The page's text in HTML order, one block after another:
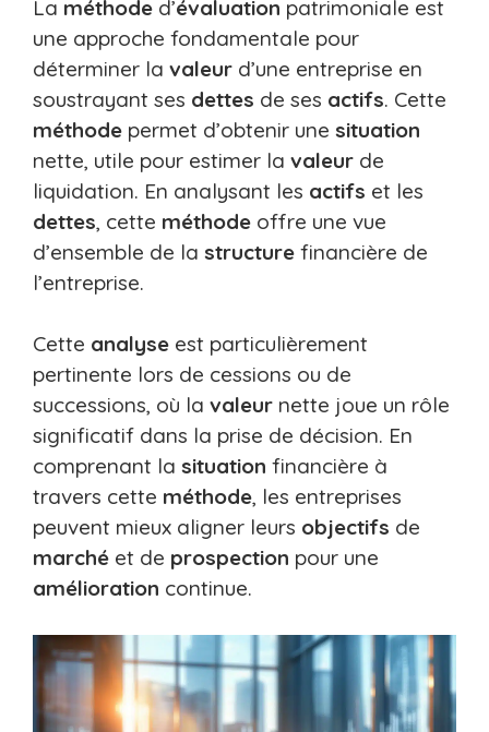
La méthode d’évaluation patrimoniale est
une approche fondamentale pour
déterminer la valeur d’une entreprise en
soustrayant ses dettes de ses actifs. Cette
méthode permet d’obtenir une situation
nette, utile pour estimer la valeur de
liquidation. En analysant les actifs et les
dettes, cette méthode offre une vue
d’ensemble de la structure financière de
l’entreprise.
Cette analyse est particulièrement
pertinente lors de cessions ou de
successions, où la valeur nette joue un rôle
significatif dans la prise de décision. En
comprenant la situation financière à
travers cette méthode, les entreprises
peuvent mieux aligner leurs objectifs de
marché et de prospection pour une
amélioration continue.